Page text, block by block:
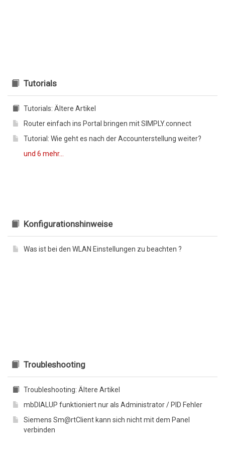
Tutorials
Tutorials: Ältere Artikel
Router einfach ins Portal bringen mit SIMPLY.connect
Tutorial: Wie geht es nach der Accounterstellung weiter?
und 6 mehr...
Konfigurationshinweise
Was ist bei den WLAN Einstellungen zu beachten ?
Troubleshooting
Troubleshooting: Ältere Artikel
mbDIALUP funktioniert nur als Administrator / PID Fehler
Siemens Sm@rtClient kann sich nicht mit dem Panel
verbinden